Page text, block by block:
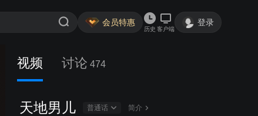
会员特惠
历史 客户端
登录
视频 讨论 474
天地男儿 普通话 简介